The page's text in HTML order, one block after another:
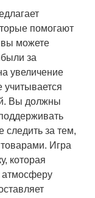
помогают
вы можете
за
увеличение
учитывается
Вы должны
следить за тем,
Игра
которая
атмосферу